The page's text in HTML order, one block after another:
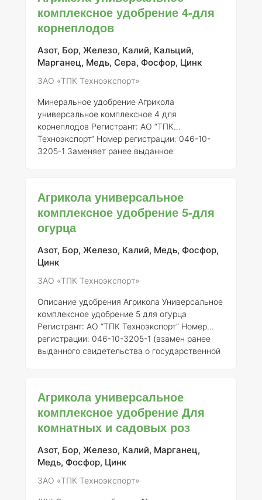
сельскохозяйственных культур, включая
томаты. Это удобрение содержит
сбалансированный набор питательных
элементов, необходимых для полноценного
питания растений, что способствует повышен
комплексное удобрение 4-для
корнеплодов
Азот, Бор, Железо, Калий, Кальций,
Марганец, Медь, Сера, Фосфор, Цинк
ЗАО «ТПК Техноэкспорт»
Минеральное удобрение Агрикола
универсальное комплексное 4 для
корнеплодов Регистрант: АО “ТПК
Техноэкспорт” Номер регистрации: 046-10-
3205-1 Заменяет ранее выданное
комплексное удобрение 4 для корнеплодов
представляет собой сбалансированную
формулировку, разработанную для
удовлетворения потребностей растений в
основных макро- и микроэлементах. Это
удобрение активно используется в сельском
Агрикола универсальное
комплексное удобрение 5-для
огурца
Азот, Бор, Железо, Калий, Медь, Фосфор,
Цинк
ЗАО «ТПК Техноэкспорт»
Описание удобрения Агрикола Универсальное
комплексное удобрение 5 для огурца
Регистрант: АО “ТПК Техноэкспорт” Номер
регистрации: 046-10-3205-1 (взамен ранее
выданного свидетельства о государственной
представляет собой сбалансированное
минеральное удобрение, специально
разработанное для удовлетворения
потребностей огуречных культур в
питательных веществах. Оно предназначено
для применения в различных почвенно-
Агрикола универсальное
комплексное удобрение Для
комнатных и садовых роз
Азот, Бор, Железо, Калий, Марганец,
Медь, Фосфор, Цинк
ЗАО «ТПК Техноэкспорт»